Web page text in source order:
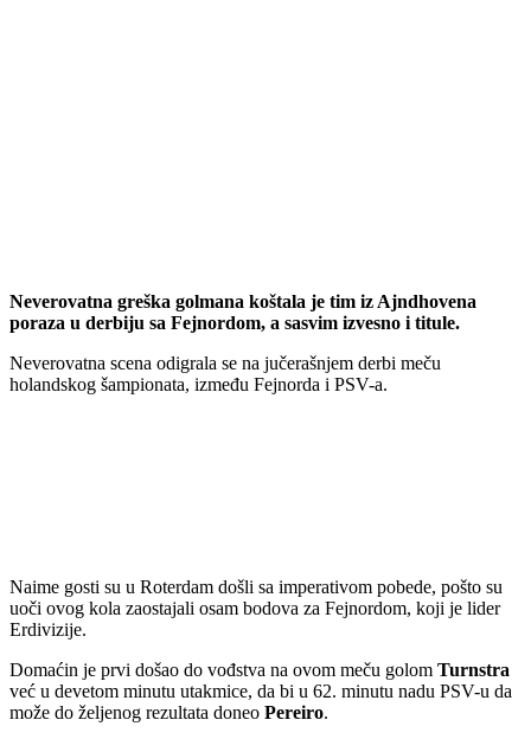
Neverovatna greška golmana koštala je tim iz Ajndhovena
poraza u derbiju sa Fejnordom, a sasvim izvesno i titule.
Neverovatna scena odigrala se na jučerašnjem derbi meču
holandskog šampionata, između Fejnorda i PSV-a.
Naime gosti su u Roterdam došli sa imperativom pobede, pošto su
uoči ovog kola zaostajali osam bodova za Fejnordom, koji je lider
Erdivizije.
Domaćin je prvi došao do vođstva na ovom meču golom Turnstra
već u devetom minutu utakmice, da bi u 62. minutu nadu PSV-u da
može do željenog rezultata doneo Pereiro.